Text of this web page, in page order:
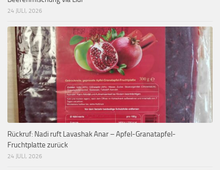
24 JULI, 2026
Rückruf: Nadi ruft Lavashak Anar – Apfel-Granatapfel-
Fruchtplatte zurück
24 JULI, 2026